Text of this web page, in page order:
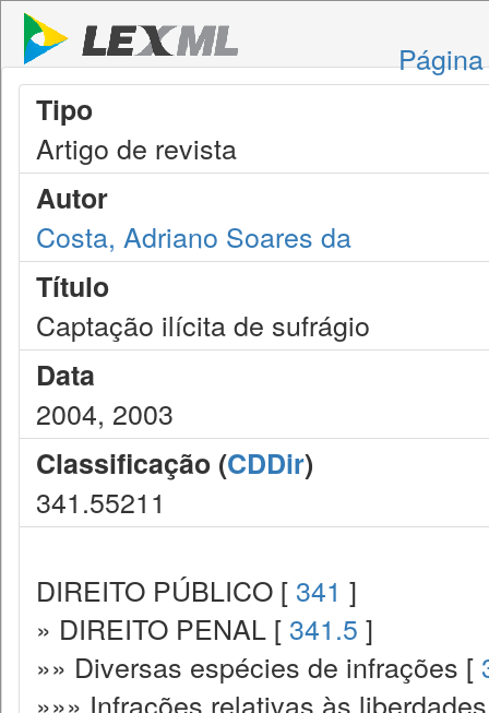
Tipo
Artigo de revista
Autor
Costa, Adriano Soares da
Título
Captação ilícita de sufrágio
Data
2004, 2003
Classificação (CDDir)
341.55211
DIREITO PÚBLICO [ 341 ]
» DIREITO PENAL [ 341.5 ]
»» Diversas espécies de infrações [
»»» Infrações relativas às